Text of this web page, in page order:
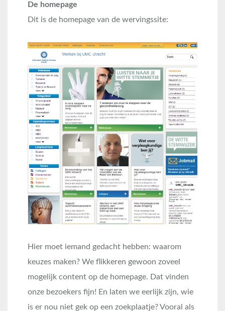
De homepage
Dit is de homepage van de wervingssite:
Hier moet iemand gedacht hebben: waarom
keuzes maken? We flikkeren gewoon zoveel
mogelijk content op de homepage. Dat vinden
onze bezoekers fijn! En laten we eerlijk zijn, wie
is er nou niet gek op een zoekplaatje? Vooral als